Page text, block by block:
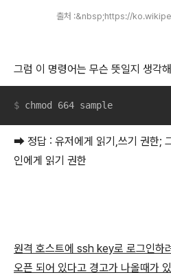
출처 :&nbsp;https://
그럼 이 명령어는 무슨 뜻일지 생각
$ chmod 664 sample
➡ 정답 : 유저에게 읽기,쓰기 권한;
인에게 읽기 권한
원격 호스트에 ssh key로 로그인하
오픈 되어 있다고 경고가 나올때가